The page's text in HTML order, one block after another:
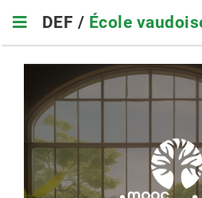
main
navigation
DEF / École